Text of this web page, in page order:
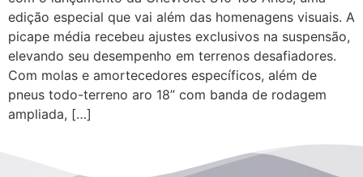
edição especial que vai além das homenagens visuais. A
picape média recebeu ajustes exclusivos na suspensão,
elevando seu desempenho em terrenos desafiadores.
Com molas e amortecedores específicos, além de
pneus todo-terreno aro 18” com banda de rodagem
ampliada, […]